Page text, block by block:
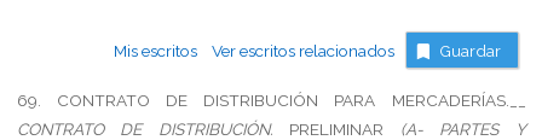
Mis escritos Ver escritos relacionados Guardar
69. CONTRATO DE DISTRIBUCIÓN PARA
MERCADERÍAS.__
CONTRATO DE DISTRIBUCIÓN. PRELIMINAR
(A- PARTES Y